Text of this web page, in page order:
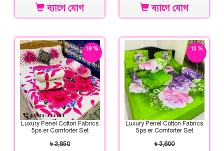
ব্যাগে যোগ
ব্যাগে যোগ
18 %
Luxury Penel Cotton Fabrics
5ps er Comforter Set
৳ 3,850
13 %
Luxury Penel Cotton Fabrics
5ps er Comforter Set
৳ 3,600